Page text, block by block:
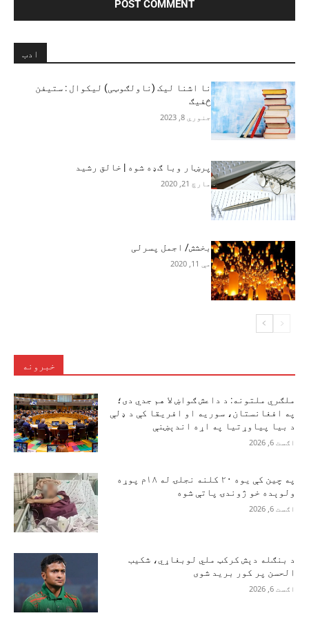
ادب
نا اشنا ليک (ناولګوټی) لیکوال : ستیفن
څفیګ
جنوري 8, 2023
پرښار وبا ګډه شوه | خالق رشید
مارچ 21, 2020
بخشش/ اجمل پسرلی
مې 11, 2020
خبرونه
ملګري ملتونه: د داعش ګواښ لا هم جدي دی؛
په افغانستان، سوریه او افریقا کې د ډلې
د بیا پیاوړتیا په اړه اندېښنې
اګست 6, 2026
په چین کې یوه ۲۰ کلنه نجلۍ له ۱۸م پوړه
ولوېده خو ژوندۍ پاتې شوه
اګست 6, 2026
د بنګله دېش کرکټ ملي لوبغاړي، شکیب
الحسن پر کور برید شوی
اګست 6, 2026